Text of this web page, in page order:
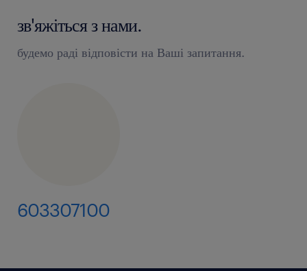
зв'яжіться з нами.
будемо раді відповісти на Ваші запитання.
603307100